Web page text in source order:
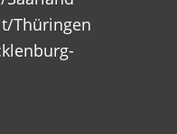
Thüringen